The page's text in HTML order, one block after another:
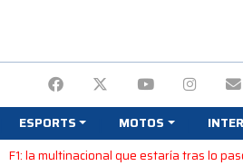
ESPORTS MOTOS
F1: la multinacional que estaría tras lo